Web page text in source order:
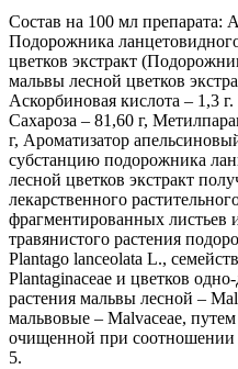
Состав на 100 мл препарата:
Подорожника
цветков экстракт
мальвы лесной цветков
Аскорбиновая кислота – 1,3
Сахароза – 81,60 г,
г, Ароматизатор
субстанцию подорожника
лесной цветков экстракт
лекарственного
фрагментированных листьев
травянистого растения
Plantago lanceolata L.,
Plantaginaceae и цветков
растения мальвы лесной –
мальвовые – Malvaceae,
очищенной при соотношении
5.